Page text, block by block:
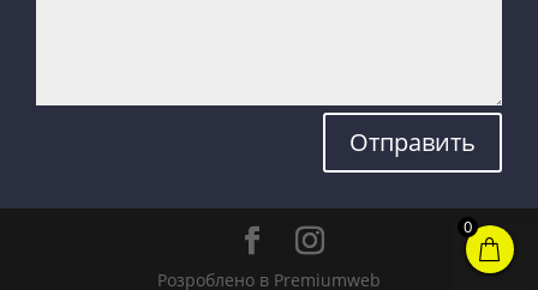
Отправить
Розроблено в Premiumweb
0